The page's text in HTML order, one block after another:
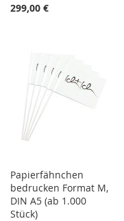
299,00 €
Papierfähnchen
bedrucken Format M,
DIN A5 (ab 1.000
Stück)